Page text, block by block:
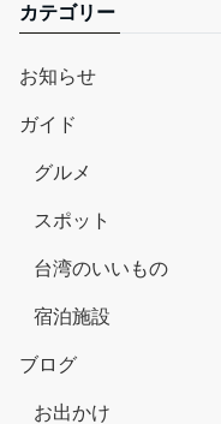
カテゴリー
お知らせ
ガイド
グルメ
スポット
台湾のいいもの
宿泊施設
ブログ
お出かけ